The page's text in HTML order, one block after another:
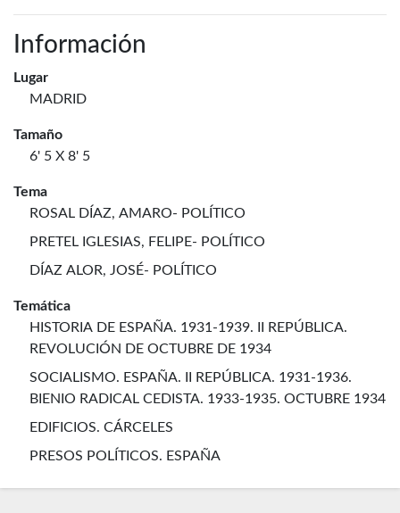
Información
Lugar
MADRID
Tamaño
6' 5 X 8' 5
Tema
ROSAL DÍAZ, AMARO- POLÍTICO
PRETEL IGLESIAS, FELIPE- POLÍTICO
DÍAZ ALOR, JOSÉ- POLÍTICO
Temática
HISTORIA DE ESPAÑA. 1931-1939. II REPÚBLICA.
REVOLUCIÓN DE OCTUBRE DE 1934
SOCIALISMO. ESPAÑA. II REPÚBLICA. 1931-1936.
BIENIO RADICAL CEDISTA. 1933-1935. OCTUBRE 1934
EDIFICIOS. CÁRCELES
PRESOS POLÍTICOS. ESPAÑA